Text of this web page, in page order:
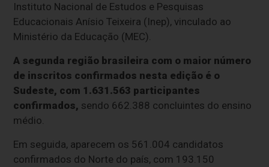
Instituto Nacional de Estudos e Pesquisas
Educacionais Anísio Teixeira (Inep), vinculado ao
Ministério da Educação (MEC).
A segunda região brasileira com o maior número
de inscritos confirmados nesta edição é o
Sudeste, com 1.631.563 participantes
confirmados, sendo 662.388 concluintes do ensino
médio.
Em seguida, aparecem os 561.004 candidatos
confirmados do Norte do país, com 193.150